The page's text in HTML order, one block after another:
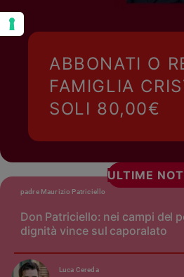
ABBONATI O
FAMIGLIA
SOLI 80,00€
ULTIME
Don Patriciello: nei campi del
dignità vince sul caporalato
padre Maurizio Patriciello
Luca Cereda